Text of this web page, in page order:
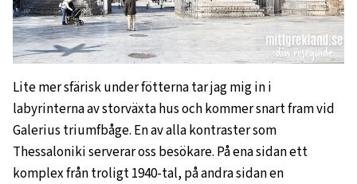
Lite mer sfärisk under fötterna tar jag mig in i
labyrinterna av storväxta hus och kommer snart fram vid
Galerius triumfbåge. En av alla kontraster som
Thessaloniki serverar oss besökare. På ena sidan ett
komplex från troligt 1940-tal, på andra sidan en